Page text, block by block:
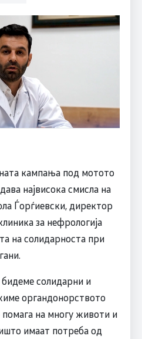
кампања под мотото
највисока смисла на
Ѓорѓиевски, директор
за нефрологија
на солидарноста при
солидарни и
органдонорството
на многу животи и
имаат потреба од